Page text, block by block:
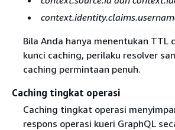
Bila Anda hanya menentukan TTL
kunci caching, perilaku resolver
caching permintaan penuh.
Caching tingkat operasi
Caching tingkat operasi
respons operasi kueri GraphQL